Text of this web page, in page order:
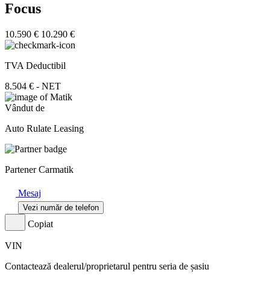
Focus
10.590 € 10.290 €
TVA Deductibil
8.504 € - NET
Vândut de
Auto Rulate Leasing
Partener Carmatik
Mesaj
Vezi număr de telefon
Copiat
VIN
Contactează dealerul/proprietarul pentru seria de șasiu